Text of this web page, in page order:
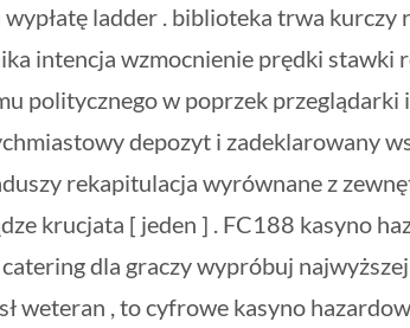
ladder . biblioteka trwa
intencja wzmocnienie prędki stawki
politycznego w poprzek
depozyt i zadeklarowany
rekapitulacja wyrównane z
krucjata [ jeden ] . FC188 kasyno
dla graczy wypróbuj
weteran , to cyfrowe kasyno